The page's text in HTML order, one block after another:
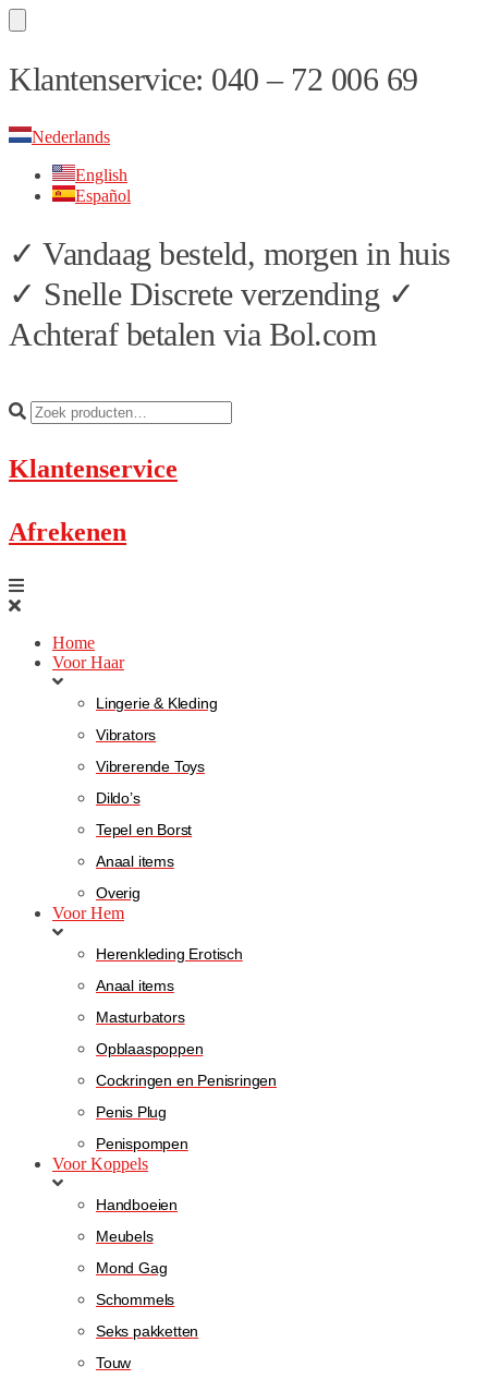
Skip
to
Skip
to
Klantenservice: 040 – 72 006 69
Nederlands
English
Español
✓ Vandaag besteld, morgen in huis
✓ Snelle Discrete verzending ✓
Achteraf betalen via Bol.com
Klantenservice
Afrekenen
Home
Voor Haar
Lingerie & Kleding
Vibrators
Vibrerende Toys
Dildo’s
Tepel en Borst
Anaal items
Overig
Voor Hem
Herenkleding Erotisch
Anaal items
Masturbators
Opblaaspoppen
Cockringen en Penisringen
Penis Plug
Penispompen
Voor Koppels
Handboeien
Meubels
Mond Gag
Schommels
Seks pakketten
Touw